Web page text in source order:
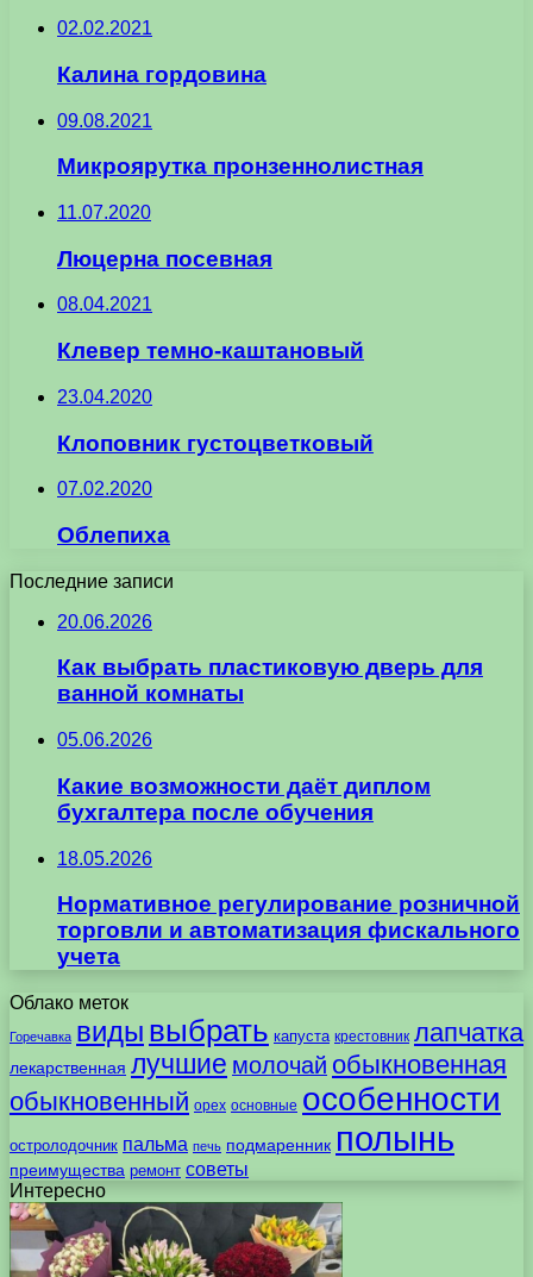
02.02.2021
Калина гордовина
09.08.2021
Микроярутка пронзеннолистная
11.07.2020
Люцерна посевная
08.04.2021
Клевер темно-каштановый
23.04.2020
Клоповник густоцветковый
07.02.2020
Облепиха
Последние записи
20.06.2026
Как выбрать пластиковую дверь для
ванной комнаты
05.06.2026
Какие возможности даёт диплом
бухгалтера после обучения
18.05.2026
Нормативное регулирование розничной
торговли и автоматизация фискального
учета
Облако меток
Горечавка виды выбрать капуста крестовник лапчатка
лекарственная лучшие молочай обыкновенная
обыкновенный орех основные особенности
остролодочник пальма печь подмаренник полынь
преимущества ремонт советы
Интересно